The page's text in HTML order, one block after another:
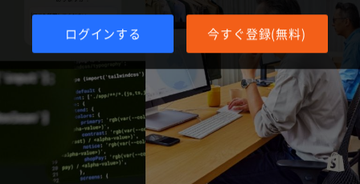
ログインする 今すぐ登録(無料)